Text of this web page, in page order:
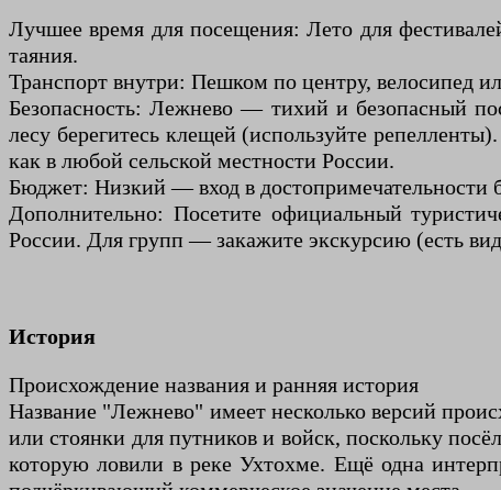
Лучшее время для посещения: Лето для
таяния.
Транспорт внутри: Пешком по центру, велосипед
Безопасность: Лежнево — тихий и безопасный
лесу берегитесь клещей (используйте
как в любой сельской местности России.
Бюджет: Низкий — вход в достопримечательности
Дополнительно: Посетите официальный
России. Для групп — закажите экскурсию (есть
История
Происхождение названия и ранняя история
Название "Лежнево" имеет несколько версий
или стоянки для путников и войск, поскольку
которую ловили в реке Ухтохме. Ещё одна